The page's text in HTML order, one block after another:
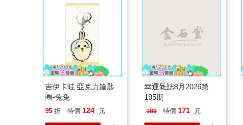
吉伊卡哇 亞克力鑰匙
圈-兔兔
95 折 特價 124 元
幸運雜誌8月2026第
195期
180 特價 171 元